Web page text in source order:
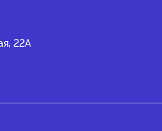
22А